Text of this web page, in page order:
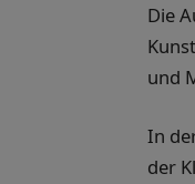
Die
und
In
der